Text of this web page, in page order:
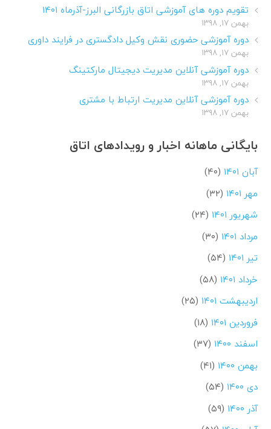
تقویم دوره های آموزشی اتاق بازرگانی البرز-آذرماه ۱۴۰۱
بهمن ۱۷, ۱۳۹۸
دوره آموزشی حضوری نقش وکیل دادگستری در فرایند داوری
بهمن ۱۷, ۱۳۹۸
دوره آموزشی آنلاین مدیریت دیجیتال مارکتینگ
بهمن ۱۷, ۱۳۹۸
دوره آموزشی آنلاین مدیریت ارتباط با مشتری
بهمن ۱۷, ۱۳۹۸
بایگانی ماهانه اخبار و رویدادهای اتاق
آبان ۱۴۰۱
(۴۰)
مهر ۱۴۰۱
(۳۲)
شهریور ۱۴۰۱
(۲۴)
مرداد ۱۴۰۱
(۳۰)
تیر ۱۴۰۱
(۵۴)
خرداد ۱۴۰۱
(۵۸)
اردیبهشت ۱۴۰۱
(۲۵)
فروردین ۱۴۰۱
(۱۸)
اسفند ۱۴۰۰
(۳۷)
بهمن ۱۴۰۰
(۴۱)
دی ۱۴۰۰
(۵۴)
آذر ۱۴۰۰
(۵۹)